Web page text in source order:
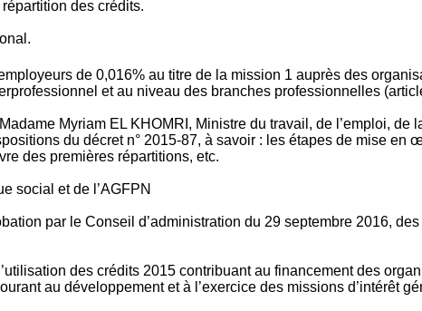
des crédits.
de 0,016% au titre de la mission 1 auprès des
et au niveau des branches professionnelles
Myriam EL KHOMRI, Ministre du travail, de l’emploi, de
du décret n° 2015-87, à savoir : les étapes de mise en
des premières répartitions, etc.
social et de l’AGFPN
par le Conseil d’administration du 29 septembre 2016,
des crédits 2015 contribuant au financement des
au développement et à l’exercice des missions d’intérêt